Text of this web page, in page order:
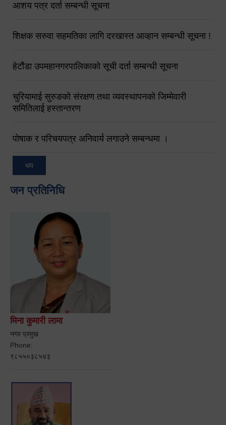
आशय पत्र दर्ता सम्बन्धी सूचना
शिक्षक सरुवा सहमतिका लागि दरखास्त आव्हान सम्बन्धी सूचना !
हेटौंडा उपमहानगरपालिकाको सूची दर्ता सम्बन्धी सूचना
चुरियामाई सुरुङको संरक्षण तथा व्यवस्थापनको जिम्मेवारी
समितिलाई हस्तान्तरण
पोषाक र परिचयपत्र अनिवार्य लगाउने सम्बन्धमा ।
थप
जन प्रतिनिधि
मिना कुमारी लामा
नगर प्रमुख
Phone:
९८५५०३८५४३